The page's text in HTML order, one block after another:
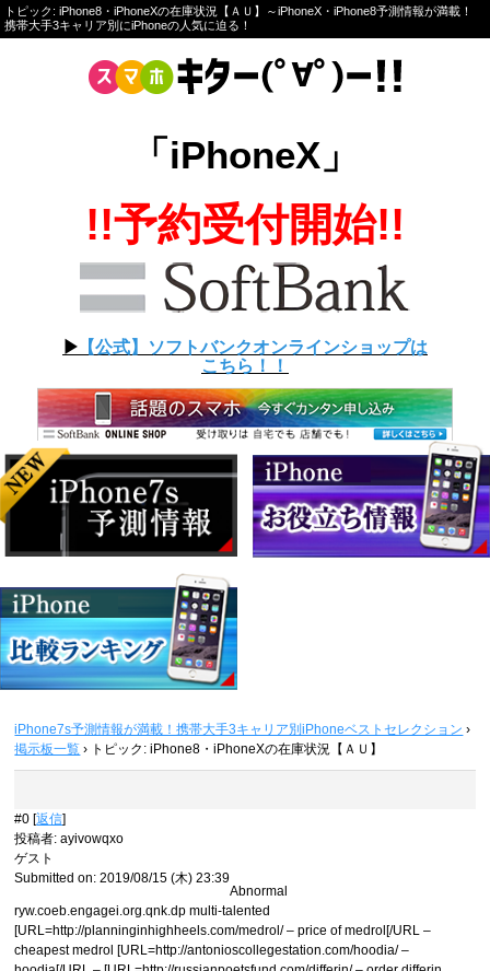
トピック: iPhone8・iPhoneXの在庫状況【ＡＵ】～iPhoneX・iPhone8予測情報が満載！
携帯大手3キャリア別にiPhoneの人気に迫る！
「iPhoneX」
!!予約受付開始!!
▶︎ 【公式】ソフトバンクオンラインショップは
こちら！！
iPhone7s予測情報が満載！携帯大手3キャリア別iPhoneベストセレクション ›
掲示板一覧 › トピック: iPhone8・iPhoneXの在庫状況【ＡＵ】
#0 [返信]
投稿者:ayivowqxo
ゲスト
Submitted on: 2019/08/15 (木) 23:39
Abnormal
ryw.coeb.engagei.org.qnk.dp multi-talented
[URL=http://planninginhighheels.com/medrol/ – price of medrol[/URL –
cheapest medrol [URL=http://antonioscollegestation.com/hoodia/ –